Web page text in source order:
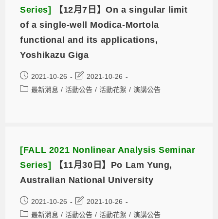
Series]
【12月7日】On a singular limit
of a single-well Modica-Mortola
functional and its applications,
Yoshikazu Giga
2021-10-26
2021-10-26
最新消息 / 活動公告 / 活動花絮 / 演講公告
[FALL 2021 Nonlinear Analysis Seminar
Series]
【11月30日】Po Lam Yung,
Australian National University
2021-10-26
2021-10-26
最新消息 / 活動公告 / 活動花絮 / 演講公告